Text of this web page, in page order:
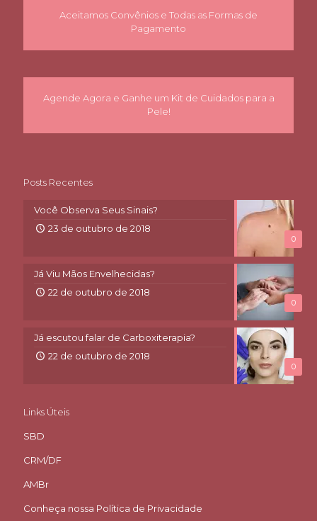
Aceitamos Convênios e Todas as Formas de
Pagamento
Agende Agora e Ganhe um Kit de Cuidados para a
Pele!
Posts Recentes
0
Você Observa Seus Sinais?
23 de outubro de 2018
0
Já Viu Mãos Envelhecidas?
22 de outubro de 2018
0
Já escutou falar de Carboxiterapia?
22 de outubro de 2018
Links Úteis
SBD
CRM/DF
AMBr
Conheça nossa Política de Privacidade